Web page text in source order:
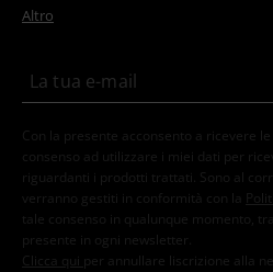
Altro
Con la presente acconsento a ricevere
consenso ad utilizzare i miei dati per
riguardanti i prodotti trattati. Sono al
verranno gestiti in conformità con la
tale consenso in qualunque momento,
presente in ogni newsletter.
Clicca qui per annullare liscrizione alla